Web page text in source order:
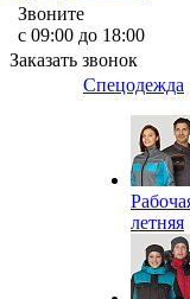
Звоните
с 09:00 до 18:00
Заказать звонок
Спецодежда
летняя